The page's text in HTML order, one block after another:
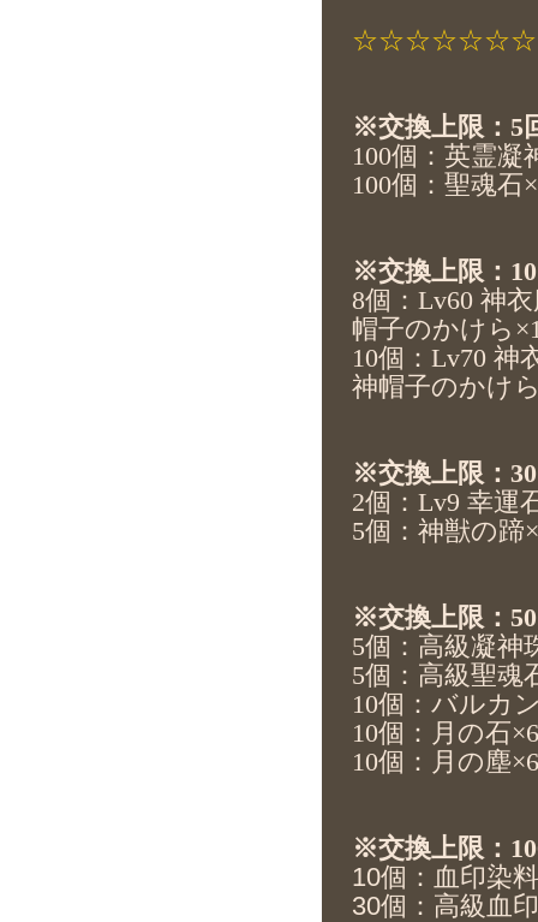
※交換上限：5
100個：英霊凝
100個：聖魂石
※交換上限：
8個：Lv60 神
帽子のかけら
10個：Lv70 神
神帽子のかけ
※交換上限：
2個：Lv9 幸運
5個：神獣の蹄
※交換上限：
5個：高級凝神
5個：高級聖魂
10個：バルカ
10個：月の石×6
10個：月の塵×6
※交換上限：
10個：血印染
30個：高級血